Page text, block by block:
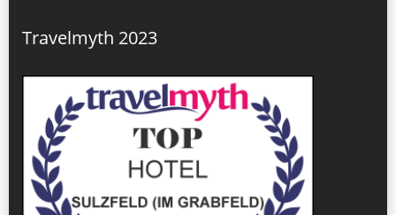
Travelmyth 2023